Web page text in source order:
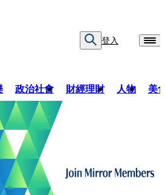
登入
政治社會 財經理財 人物 美